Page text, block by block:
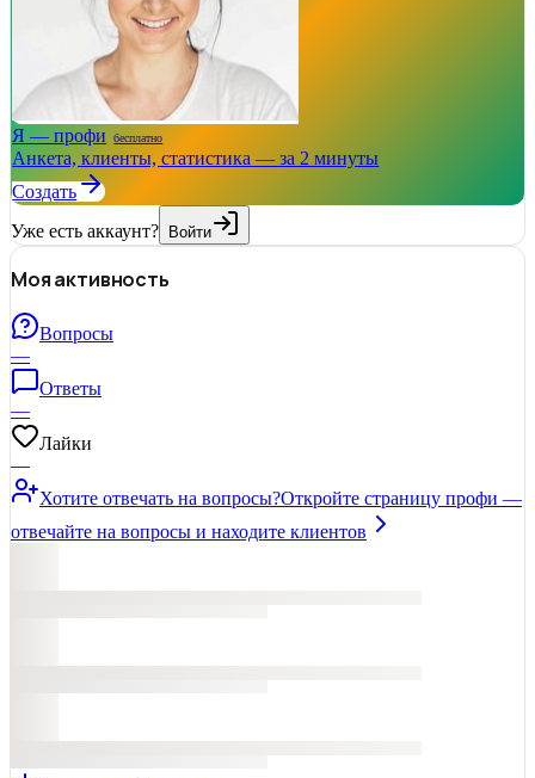
Я — профи бесплатно
Анкета, клиенты, статистика — за 2 минуты
Создать
Уже есть аккаунт? Войти
Моя активность
Вопросы
—
Ответы
—
Лайки
—
Хотите отвечать на вопросы?Откройте страницу профи —
отвечайте на вопросы и находите клиентов